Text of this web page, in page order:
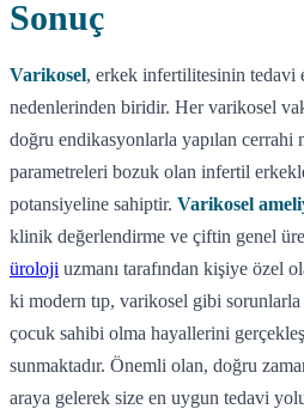
Sonuç
Varikosel, erkek infertilitesinin tedavi
nedenlerinden biridir. Her varikosel
doğru endikasyonlarla yapılan cerrahi
parametreleri bozuk olan infertil
potansiyeline sahiptir. Varikosel
klinik değerlendirme ve çiftin genel
üroloji uzmanı tarafından kişiye özel
ki modern tıp, varikosel gibi
çocuk sahibi olma hayallerini
sunmaktadır. Önemli olan, doğru
araya gelerek size en uygun tedavi